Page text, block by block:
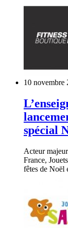
10 novembre
spécial
Acteur
France,
fêtes de Noël